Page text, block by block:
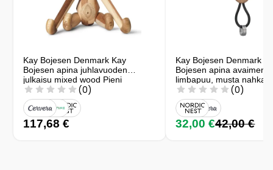
Kay Bojesen Denmark Kay
Bojesen apina juhlavuoden
julkaisu mixed wood Pieni
(0)
117,68 €
Kay Bojesen Denmark
Bojesen apina
limbapuu, musta nahka
(0)
32,00 €42,00 €